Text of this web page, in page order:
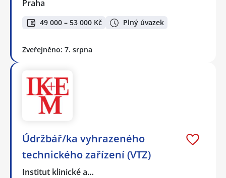
Praha
49 000 – 53 000 Kč Plný úvazek
Zveřejněno: 7. srpna
Údržbář/ka vyhrazeného
technického zařízení (VTZ)
Institut klinické a…